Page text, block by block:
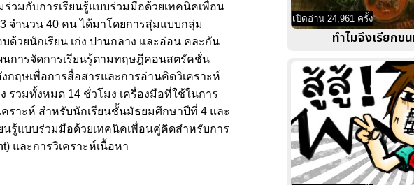
วมกับการเรียนรู้แบบร่วมมือด้วยเทคนิคเพื่อน
จำนวน 40 คน ได้มาโดยการสุ่มแบบกลุ่ม
ด้วยนักเรียน เก่ง ปานกลาง และอ่อน คละกัน
นการจัดการเรียนรู้ตามทฤษฎีคอนสตรัคชั่น
ฤษเพื่อการสื่อสารและการอ่านคิดวิเคราะห์
รวมทั้งหมด 14 ชั่วโมง เครื่องมือที่ใช้ในการ
ราะห์ สำหรับนักเรียนชั้นมัธยมศึกษาปีที่ 4 และ
รู้แบบร่วมมือด้วยเทคนิคเพื่อนคู่คิดสำหรับการ
และการวิเคราะห์เนื้อหา
เปิดอ่าน 24,961 ครั้ง
ทำไมจึงเรียกข